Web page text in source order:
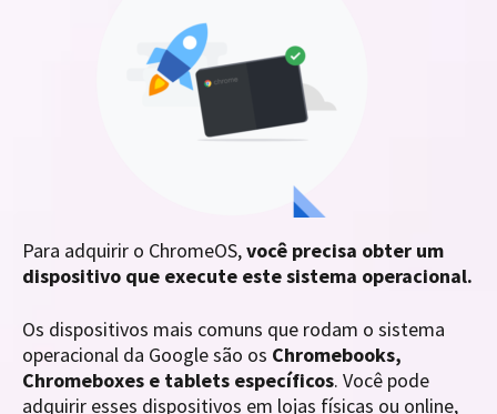
Para adquirir o ChromeOS,você precisa obter um
dispositivo que execute este sistema operacional.
Os dispositivos mais comuns que rodam o sistema
operacional da Google são os Chromebooks,
Chromeboxes e tablets específicos. Você pode
adquirir esses dispositivos em lojas físicas ou online,